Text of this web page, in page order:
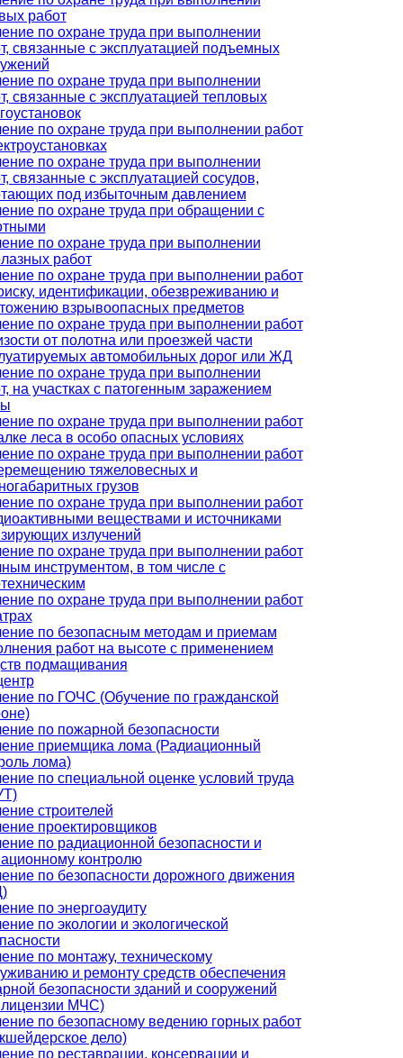
работ
по охране труда при выполнении
связанные с эксплуатацией подъемных
по охране труда при выполнении
связанные с эксплуатацией тепловых
по охране труда при выполнении работ
по охране труда при выполнении
связанные с эксплуатацией сосудов,
под избыточным давлением
по охране труда при обращении с
по охране труда при выполнении
работ
по охране труда при выполнении работ
идентификации, обезвреживанию и
взрывоопасных предметов
по охране труда при выполнении работ
от полотна или проезжей части
автомобильных дорог или ЖД
по охране труда при выполнении
на участках с патогенным заражением
по охране труда при выполнении работ
леса в особо опасных условиях
по охране труда при выполнении работ
тяжеловесных и
грузов
по охране труда при выполнении работ
веществами и источниками
излучений
по охране труда при выполнении работ
инструментом, в том числе с
по охране труда при выполнении работ
по безопасным методам и приемам
работ на высоте с применением
подмащивания
по ГОЧС (Обучение по гражданской
по пожарной безопасности
приемщика лома (Радиационный
лома)
по специальной оценке условий труда
строителей
проектировщиков
по радиационной безопасности и
контролю
по безопасности дорожного движения
по энергоаудиту
по экологии и экологической
по монтажу, техническому
и ремонту средств обеспечения
безопасности зданий и сооружений
МЧС)
по безопасному ведению горных работ
дело)
по реставрации, консервации и